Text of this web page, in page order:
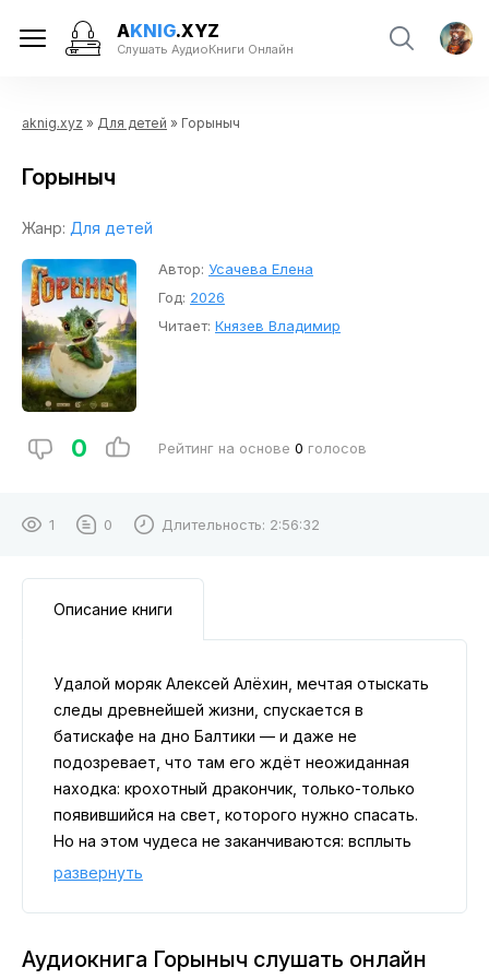
AKNIG.XYZ
Слушать АудиоКниги Онлайн
aknig.xyz » Для детей » Горыныч
Горыныч
Жанр: Для детей
Автор: Усачева Елена
Год: 2026
Читает: Князев Владимир
0 Рейтинг на основе 0 голосов
1 0 Длительность: 2:56:32
Описание книги
Удалой моряк Алексей Алёхин, мечтая отыскать
следы древнейшей жизни, спускается в
батискафе на дно Балтики — и даже не
подозревает, что там его ждёт неожиданная
находка: крохотный дракончик, только-только
появившийся на свет, которого нужно спасать.
Но на этом чудеса не заканчиваются: всплыть
Алексею предстоит уже не в привычном мире, а
наваливается сразу с головой — встретиться с
разоблачить прославленного лекаря-обманщика
развернуть
Аудиокнига Горыныч слушать онлайн